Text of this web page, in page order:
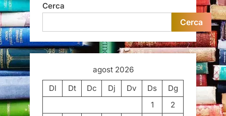
Cerca
Cerca
agost 2026
Dl
Dt Dc Dj Dv Ds
Dg
1
2